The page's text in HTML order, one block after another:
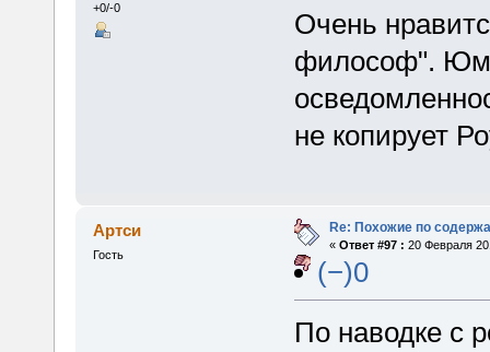
+0/-0
Очень
философ".
не копирует
Артси
Гость
Re: Похожие по
« Ответ #97 : 20 Февраля
(−)0
По наводке с